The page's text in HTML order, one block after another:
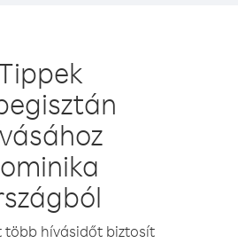
több hívásidőt biztosít